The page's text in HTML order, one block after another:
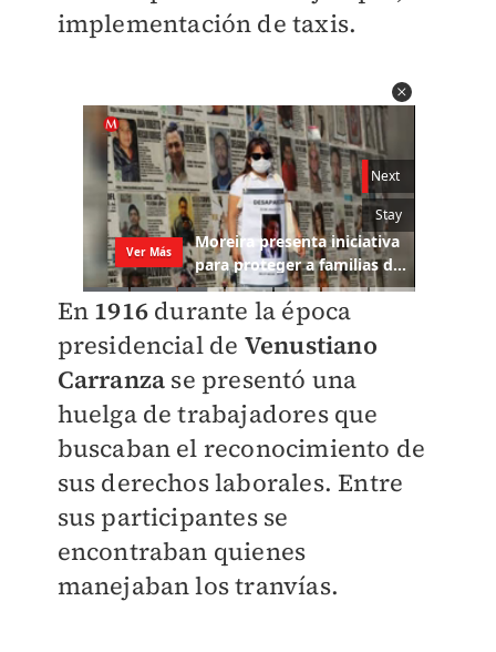
implementación de taxis.
En 1916durante la época
presidencial de Venustiano
Carranza se presentó una
huelga de trabajadores que
buscaban el reconocimiento de
sus derechos laborales. Entre
sus participantes se
encontraban quienes
manejaban los tranvías.